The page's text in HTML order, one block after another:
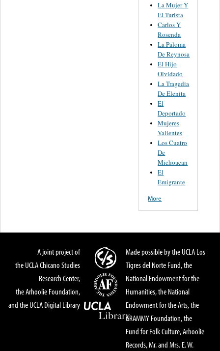
La Mujer Y
El Turista
Carlos Y
Rosenda
La Paloma
De Reynosa
El Hijo
Olvidado
La Tragedia
De Elenita
El
Deportado
Mujeres
Valientes
Los Cuatro
De
Michoacan
El
Emigrante
More
A joint project of
the UCLA Chicano Studies
Research Center,
the Arhoolie Foundation,
and the UCLA Digital Library
Made possible by the UCLA Los
Tigres del Norte Fund, the
National Endowment for the
Humanities, the National
Endowment for the Arts, the
GRAMMY Foundation, the
Fund for Folk Culture, Arhoolie
Records, Mr. and Mrs. E. W.